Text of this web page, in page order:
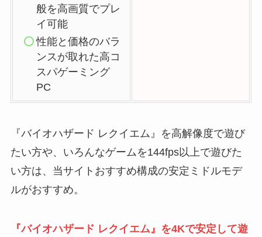
般を高画質でプレ
イ可能
性能と価格のバラ
ンスが取れた高コ
スパゲーミング
PC
『バイオハザード レクイエム』を高解像度で遊び
たい方や、いろんなゲームを144fps以上で遊びた
い方は、当サイトおすすめ構成の安定ミドルモデ
ルがおすすめ。
『バイオハザード レクイエム』を4Kで安定して遊